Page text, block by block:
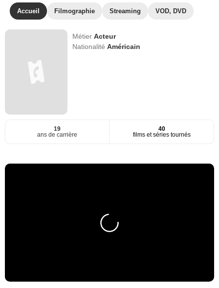
Accueil Filmographie Streaming VOD, DVD
MétierActeur
NationalitéAméricain
19
ans de carrière
40
films et séries tournés